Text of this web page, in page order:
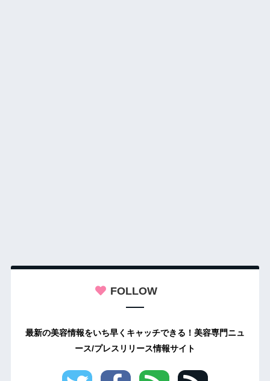
FOLLOW
最新の美容情報をいち早くキャッチできる！美容専門ニュ
ース/プレスリリース情報サイト